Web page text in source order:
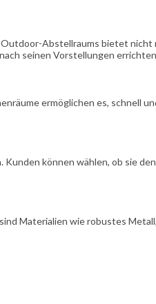
Abstellraums bietet
seinen Vorstellungen
ermöglichen es, schnell
können wählen, ob sie
Materialien wie robustes